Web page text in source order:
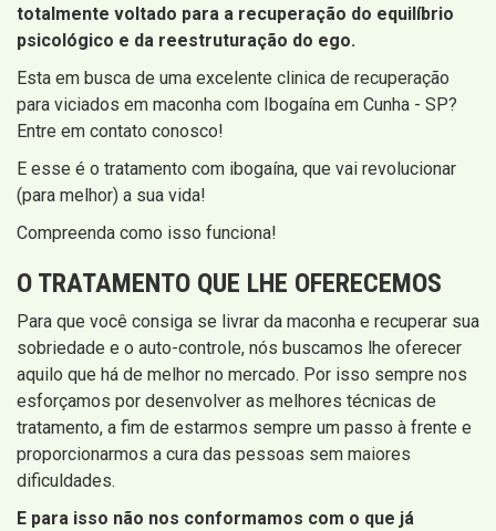
totalmente voltado para a recuperação do equilíbrio
psicológico e da reestruturação do ego.
Esta em busca de uma excelente clinica de recuperação
para viciados em maconha com Ibogaína em Cunha - SP?
Entre em contato conosco!
E esse é o tratamento com ibogaína, que vai revolucionar
(para melhor) a sua vida!
Compreenda como isso funciona!
O TRATAMENTO QUE LHE OFERECEMOS
Para que você consiga se livrar da maconha e recuperar sua
sobriedade e o auto-controle, nós buscamos lhe oferecer
aquilo que há de melhor no mercado. Por isso sempre nos
esforçamos por desenvolver as melhores técnicas de
tratamento, a fim de estarmos sempre um passo à frente e
proporcionarmos a cura das pessoas sem maiores
dificuldades.
E para isso não nos conformamos com o que já